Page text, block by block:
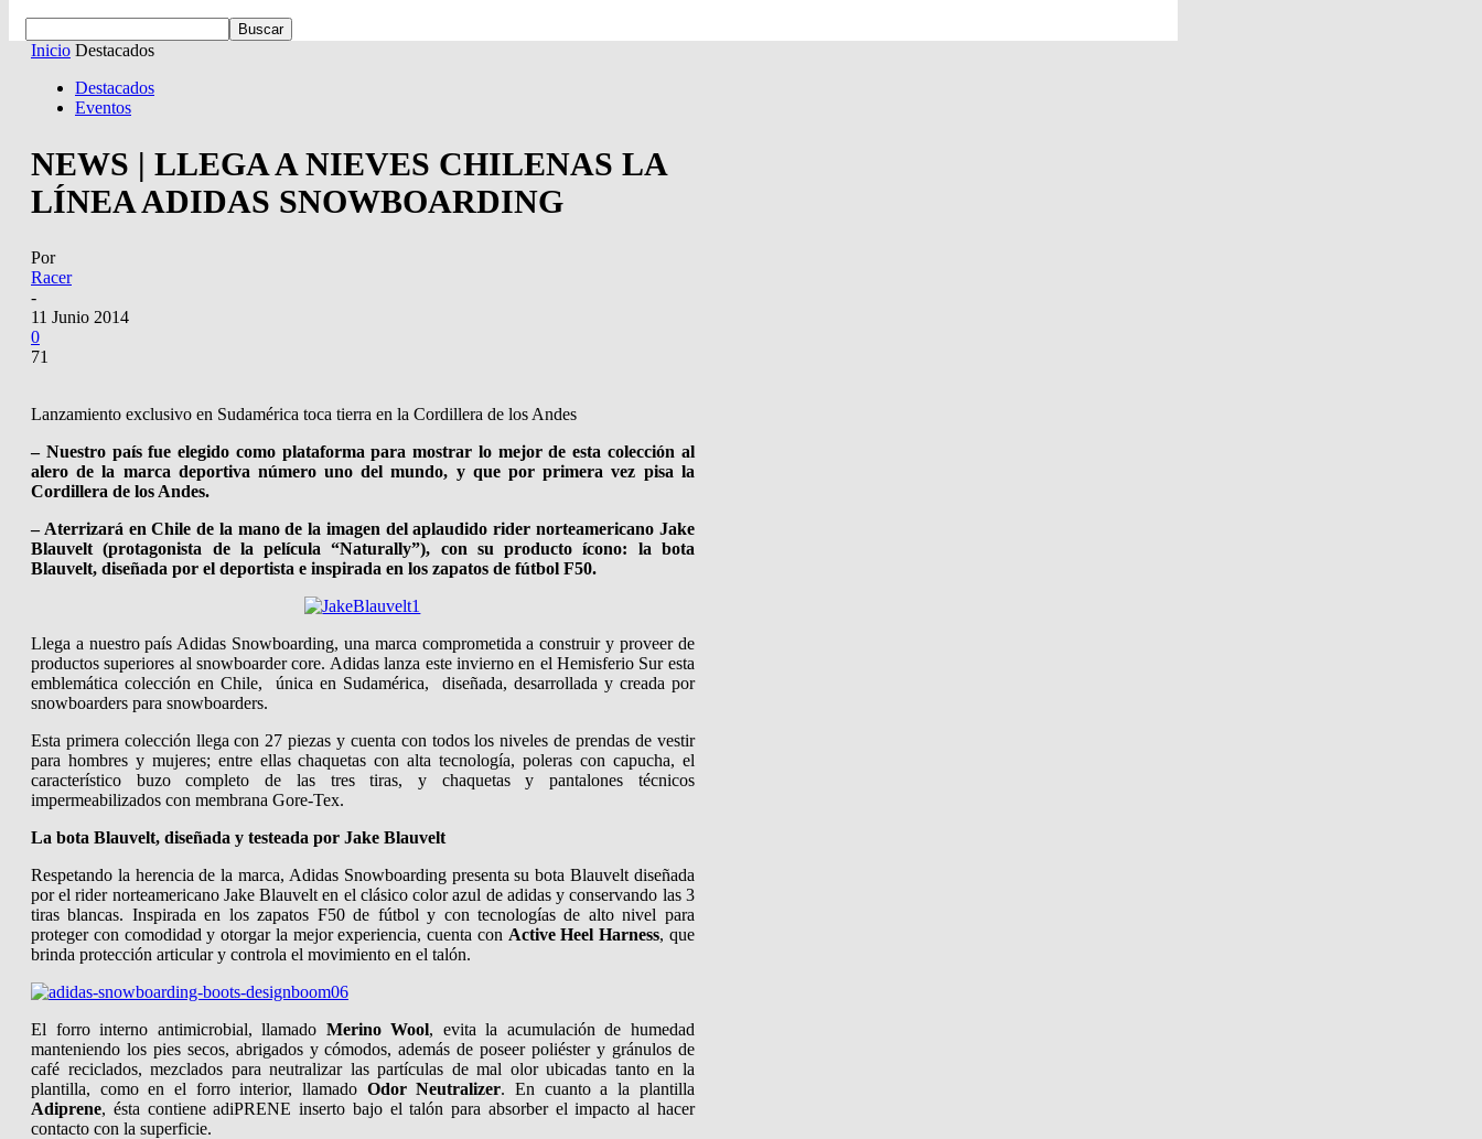
Inicio Destacados
Destacados
Eventos
NEWS | LLEGA A NIEVES CHILENAS LA
LÍNEA ADIDAS SNOWBOARDING
Por
Racer
-
11 Junio 2014
0
71
Lanzamiento exclusivo en Sudamérica toca tierra en la Cordillera de los Andes
– Nuestro país fue elegido como plataforma para mostrar lo mejor de esta colección al
alero de la marca deportiva número uno del mundo, y que por primera vez pisa la
Cordillera de los Andes.
– Aterrizará en Chile de la mano de la imagen del aplaudido rider norteamericano Jake
Blauvelt (protagonista de la película “Naturally”), con su producto ícono: la bota
Blauvelt, diseñada por el deportista e inspirada en los zapatos de fútbol F50.
Llega a nuestro país Adidas Snowboarding, una marca comprometida a construir y proveer de
productos superiores al snowboarder core. Adidas lanza este invierno en el Hemisferio Sur esta
emblemática colección en Chile, única en Sudamérica, diseñada, desarrollada y creada por
snowboarders para snowboarders.
Esta primera colección llega con 27 piezas y cuenta con todos los niveles de prendas de vestir
para hombres y mujeres; entre ellas chaquetas con alta tecnología, poleras con capucha, el
característico buzo completo de las tres tiras, y chaquetas y pantalones técnicos
impermeabilizados con membrana Gore-Tex.
La bota Blauvelt, diseñada y testeada por Jake Blauvelt
Respetando la herencia de la marca, Adidas Snowboarding presenta su bota Blauvelt diseñada
por el rider norteamericano Jake Blauvelt en el clásico color azul de adidas y conservando las 3
tiras blancas. Inspirada en los zapatos F50 de fútbol y con tecnologías de alto nivel para
proteger con comodidad y otorgar la mejor experiencia, cuenta con Active Heel Harness, que
brinda protección articular y controla el movimiento en el talón.
El forro interno antimicrobial, llamado Merino Wool, evita la acumulación de humedad
manteniendo los pies secos, abrigados y cómodos, además de poseer poliéster y gránulos de
café reciclados, mezclados para neutralizar las partículas de mal olor ubicadas tanto en la
plantilla, como en el forro interior, llamado Odor Neutralizer. En cuanto a la plantilla
Adiprene, ésta contiene adiPRENE inserto bajo el talón para absorber el impacto al hacer
contacto con la superficie.